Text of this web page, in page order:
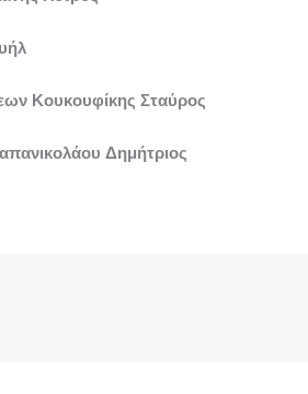
Κουκουφίκης Σταύρος
Δημήτριος